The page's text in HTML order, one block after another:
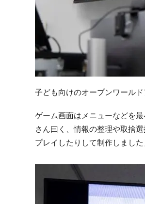
子ども向けのオープンワール
ゲーム画面はメニューなどを
さん曰く、情報の整理や取捨
プレイしたりして制作しました